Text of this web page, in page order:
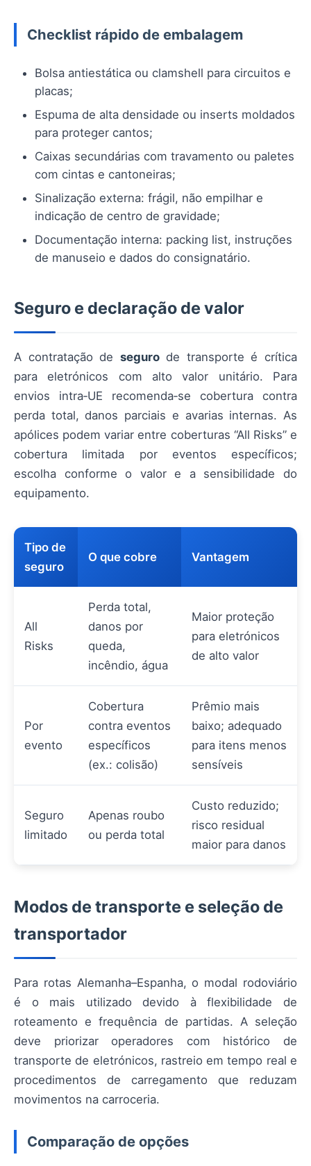
Checklist rápido de embalagem
Bolsa antiestática ou clamshell para circuitos e
placas;
Espuma de alta densidade ou inserts moldados
para proteger cantos;
Caixas secundárias com travamento ou paletes
com cintas e cantoneiras;
Sinalização externa: frágil, não empilhar e
indicação de centro de gravidade;
Documentação interna: packing list, instruções
de manuseio e dados do consignatário.
Seguro e declaração de valor
A contratação de segurode transporte é crítica
para eletrónicos com alto valor unitário. Para
envios intra‑UE recomenda‑se cobertura contra
perda total, danos parciais e avarias internas. As
apólices podem variar entre coberturas “All Risks” e
cobertura limitada por eventos específicos;
escolha conforme o valor e a sensibilidade do
equipamento.
Tipo de
seguro
O que cobre Vantagem
All
Risks
Perda total,
danos por
queda,
incêndio, água
Maior proteção
para eletrónicos
de alto valor
Por
evento
Cobertura
contra eventos
específicos
(ex.: colisão)
Prêmio mais
baixo; adequado
para itens menos
sensíveis
Seguro
limitado
Apenas roubo
ou perda total
Custo reduzido;
risco residual
maior para danos
Modos de transporte e seleção de
transportador
Para rotas Alemanha–Espanha, o modal rodoviário
é o mais utilizado devido à flexibilidade de
roteamento e frequência de partidas. A seleção
deve priorizar operadores com histórico de
transporte de eletrónicos, rastreio em tempo real e
procedimentos de carregamento que reduzam
movimentos na carroceria.
Comparação de opções